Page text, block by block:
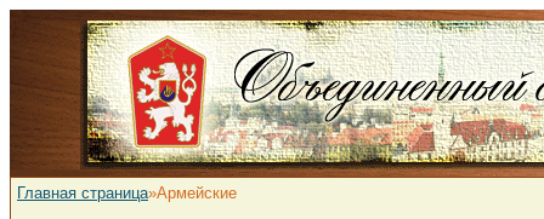
Главная страница»Армейские